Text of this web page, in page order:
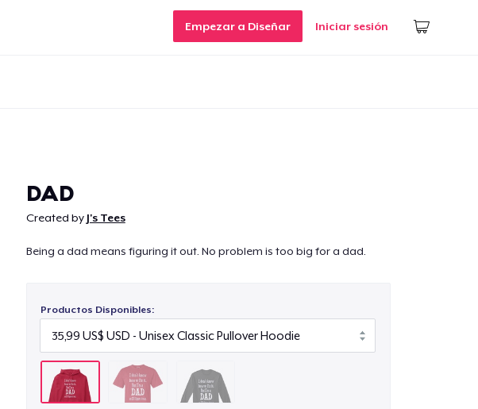
Empezar a Diseñar Iniciar sesión
DAD
Created by J's Tees
Being a dad means figuring it out. No problem is too big for a dad.
Productos Disponibles: